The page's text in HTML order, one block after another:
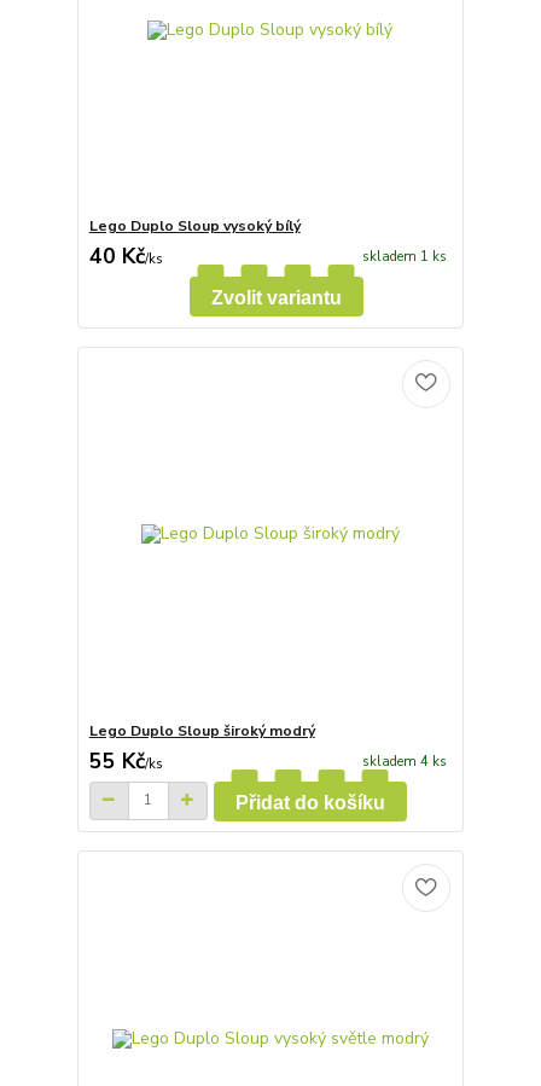
Lego Duplo Sloup vysoký bílý
40 Kč/ks skladem 1 ks
Zvolit variantu
Lego Duplo Sloup široký modrý
55 Kč/ks skladem 4 ks
Přidat do košíku